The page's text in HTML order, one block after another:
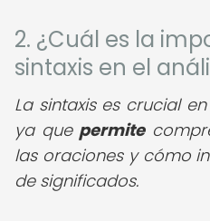
2. ¿Cuál es la
sintaxis en el
La sintaxis es crucial
ya que permite
las oraciones y cómo
de significados.